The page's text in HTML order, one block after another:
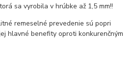
sa vyrobila v hrúbke až 1,5 mm!!
remeselné prevedenie sú popri
hlavné benefity oproti konkurenčným